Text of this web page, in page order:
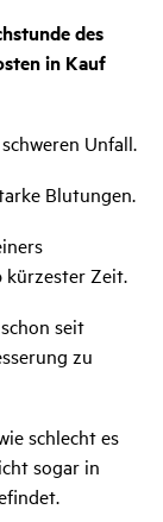
des
in Kauf
Unfall.
Blutungen.
kürzester Zeit.
seit
zu
schlecht es
sogar in